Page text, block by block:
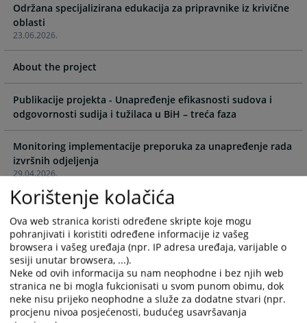
forward
to
interact
with
the
calendar
and
select
a
date.
Press
the
question
mark
key
to
get
the
keyboard
shortcuts
for
forward
with
calendar
and
select
a
date.
the
question
mark
key
to
get
the
keyboard
shortcuts
for
23.06.2026.
Održana specijalizirana edukacija za pripravnike iz krivične
oblasti
About the project
Publikacije projekta - Unapređenje efikasnosti sudova i
odgovornosti sudija i tužilaca u BiH – treća faza
29.04.2026.
Monitoring implementacije preporuka za unapređenje rada
izvršnih odjeljenja
18.02.2026.
Učenje kroz praksu: Održana specijalizirana edukacija za
pripravnike iz krivične oblasti
22.12.2025.
Unaprjeđenje učinkovitosti ovršnih postupaka u sudovima
Bosne i Hercegovine
Korištenje kolačića
Ova web stranica koristi određene skripte koje mogu
pohranjivati i koristiti određene informacije iz vašeg
browsera i vašeg uređaja (npr. IP adresa uređaja, varijable o
sesiji unutar browsera, ...).
Neke od ovih informacija su nam neophodne i bez njih web
stranica ne bi mogla fukcionisati u svom punom obimu, dok
neke nisu prijeko neophodne a služe za dodatne stvari (npr.
procjenu nivoa posjećenosti, budućeg usavršavanja